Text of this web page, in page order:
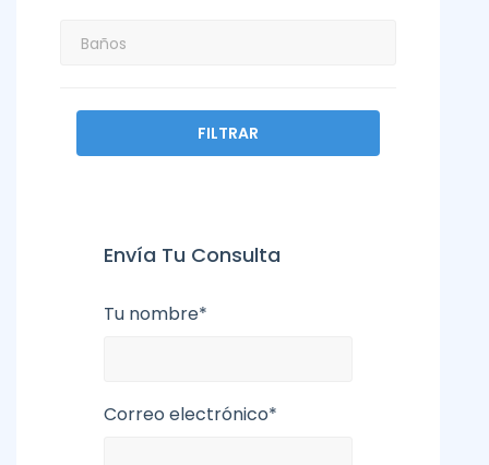
FILTRAR
Envía Tu Consulta
Tu nombre*
Correo electrónico*